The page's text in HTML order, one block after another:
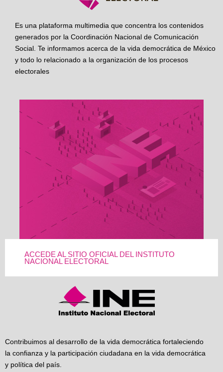
Es una plataforma multimedia que concentra los contenidos
generados por la Coordinación Nacional de Comunicación
Social. Te informamos acerca de la vida democrática de México
y todo lo relacionado a la organización de los procesos
electorales
ACCEDE AL SITIO OFICIAL DEL INSTITUTO
NACIONAL ELECTORAL
Contribuimos al desarrollo de la vida democrática fortaleciendo
la confianza y la participación ciudadana en la vida democrática
y política del país.